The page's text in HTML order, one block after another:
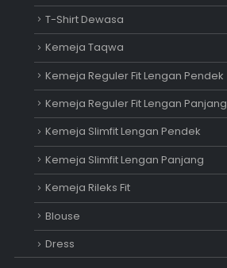
T-Shirt Dewasa
Kemeja Taqwa
Kemeja Reguler Fit Lengan Pendek
Kemeja Reguler Fit Lengan Panjang
Kemeja Slimfit Lengan Pendek
Kemeja Slimfit Lengan Panjang
Kemeja Rileks Fit
Blouse
Dress